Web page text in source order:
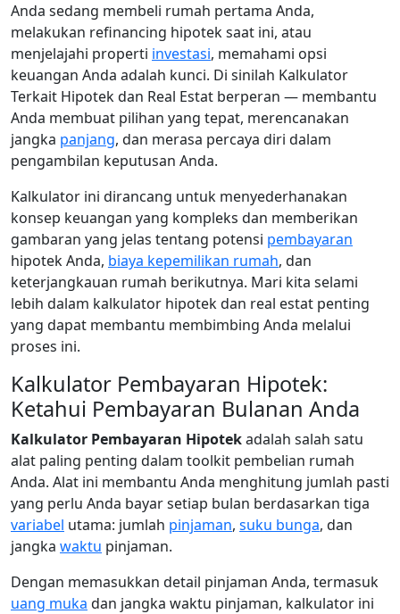
Anda sedang membeli rumah pertama Anda,
melakukan refinancing hipotek saat ini, atau
menjelajahi properti investasi, memahami opsi
keuangan Anda adalah kunci. Di sinilah Kalkulator
Terkait Hipotek dan Real Estat berperan — membantu
Anda membuat pilihan yang tepat, merencanakan
jangka panjang, dan merasa percaya diri dalam
pengambilan keputusan Anda.
Kalkulator ini dirancang untuk menyederhanakan
konsep keuangan yang kompleks dan memberikan
gambaran yang jelas tentang potensi pembayaran
hipotek Anda, biaya kepemilikan rumah, dan
keterjangkauan rumah berikutnya. Mari kita selami
lebih dalam kalkulator hipotek dan real estat penting
yang dapat membantu membimbing Anda melalui
proses ini.
Kalkulator Pembayaran Hipotek:
Ketahui Pembayaran Bulanan Anda
Kalkulator Pembayaran Hipotekadalah salah satu
alat paling penting dalam toolkit pembelian rumah
Anda. Alat ini membantu Anda menghitung jumlah pasti
yang perlu Anda bayar setiap bulan berdasarkan tiga
variabel utama: jumlah pinjaman, suku bunga, dan
jangka waktu pinjaman.
Dengan memasukkan detail pinjaman Anda, termasuk
uang muka dan jangka waktu pinjaman, kalkulator ini